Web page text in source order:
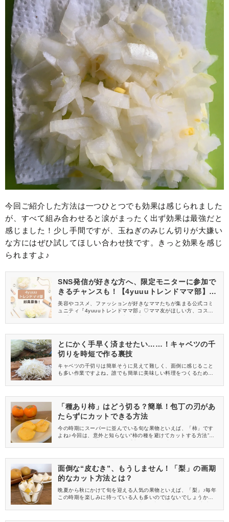
今回ご紹介した方法は一つひとつでも効果は感じられました
が、すべて組み合わせると涙がまったく出ず効果は最強だと
感じました！少し手間ですが、玉ねぎのみじん切りが大嫌い
な方にはぜひ試してほしい合わせ技です。きっと効果を感じ
られますよ♪
SNS発信が好きな方へ、限定モニターに参加で
きるチャンスも！【4yuuuトレンドママ部】部
員募集中
美容やコスメ、ファッションが好きなママたちが集まる公式コミ
ュニティ『4yuuuトレンドママ部』♡ママ友がほしい方、コスメサ
信してくれる方を募集しています！
とにかく手早く済ませたい……！キャベツの千
切りを時短で作る裏技
キャベツの千切りは簡単そうに見えて難しく、面倒に感じること
も多い作業ですよね。誰でも簡単に美味しい料理をつくるための
「N.D.Kitchen Basic」の動画から、今回はキャベツの千切りを時
「種あり柿」はどう切る？簡単！包丁の刃があ
たらずにカットできる方法
今の時期にスーパーに並んでいる旬な果物といえば、「柿」です
よね♪今回は、意外と知らない“柿の種を避けてカットする方法”を
面倒な“皮むき”、もうしません！「梨」の画期
的なカット方法とは？
晩夏から秋にかけて旬を迎える人気の果物といえば、「梨」♪毎年
この時期を楽しみに待っている人も多いのではないでしょうか。
ご紹介します！